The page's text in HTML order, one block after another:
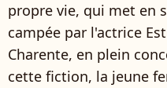
propre vie, qui met en
campée par l'actrice
Charente, en plein
cette fiction, la jeune